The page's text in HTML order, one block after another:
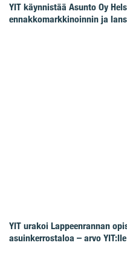
YIT käynnistää Asunto Oy
ennakkomarkkinoinnin ja
YIT urakoi Lappeenrannan
asuinkerrostaloa – arvo